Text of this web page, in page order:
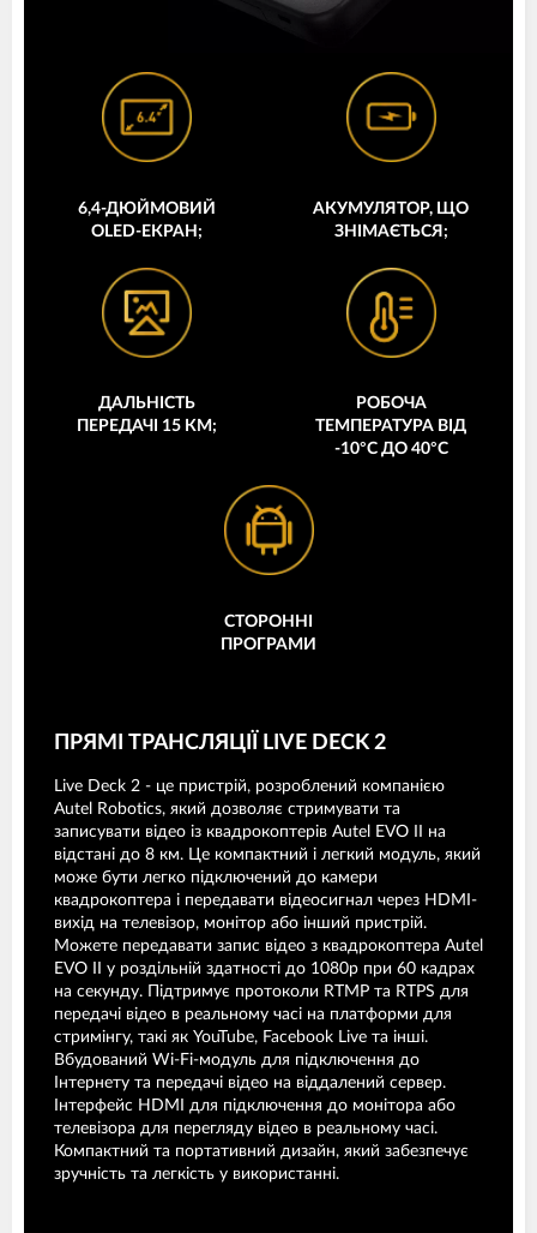
6,4-ДЮЙМОВИЙ
OLED-ЕКРАН;
АКУМУЛЯТОР, ЩО
ЗНІМАЄТЬСЯ;
ДАЛЬНІСТЬ
ПЕРЕДАЧІ 15 КМ;
РОБОЧА
ТЕМПЕРАТУРА ВІД
-10°С ДО 40°С
СТОРОННІ
ПРОГРАМИ
ПРЯМІ ТРАНСЛЯЦІЇ LIVE DECK 2
Live Deck 2 - це пристрій, розроблений компанією
Autel Robotics, який дозволяє стримувати та
записувати відео із квадрокоптерів Autel EVO II на
відстані до 8 км. Це компактний і легкий модуль, який
може бути легко підключений до камери
квадрокоптера і передавати відеосигнал через HDMI-
вихід на телевізор, монітор або інший пристрій.
Можете передавати запис відео з квадрокоптера Autel
EVO II у роздільній здатності до 1080p при 60 кадрах
на секунду. Підтримує протоколи RTMP та RTPS для
передачі відео в реальному часі на платформи для
стримінгу, такі як YouTube, Facebook Live та інші.
Вбудований Wi-Fi-модуль для підключення до
Інтернету та передачі відео на віддалений сервер.
Інтерфейс HDMI для підключення до монітора або
телевізора для перегляду відео в реальному часі.
Компактний та портативний дизайн, який забезпечує
зручність та легкість у використанні.